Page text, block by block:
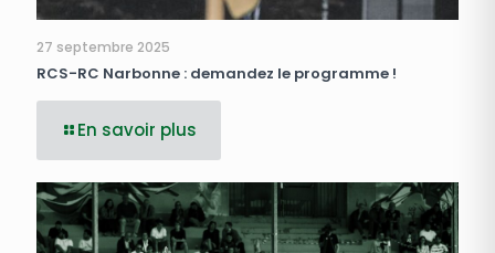
27 septembre 2025
RCS-RC Narbonne : demandez le programme !
En savoir plus